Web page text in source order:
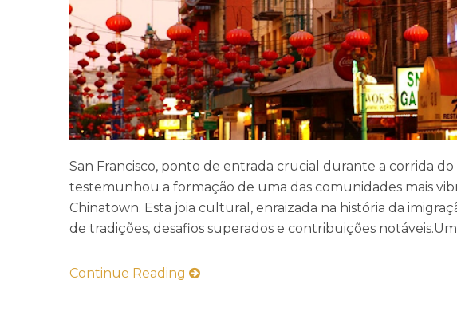
San Francisco, ponto de entrada crucial durante a corrida
testemunhou a formação de uma das comunidades mais
Chinatown. Esta joia cultural, enraizada na história da
de tradições, desafios superados e contribuições
Continue Reading